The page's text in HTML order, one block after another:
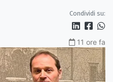
Condividi su:
11 ore fa